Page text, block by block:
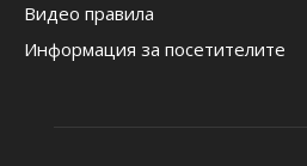
Видео правила
Информация за посетителите